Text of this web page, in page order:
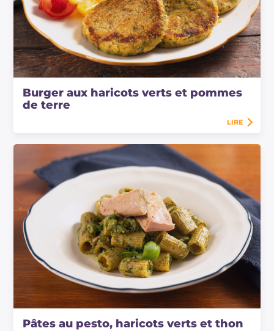
Burger aux haricots verts et pommes
de terre
LIRE
Pâtes au pesto, haricots verts et thon